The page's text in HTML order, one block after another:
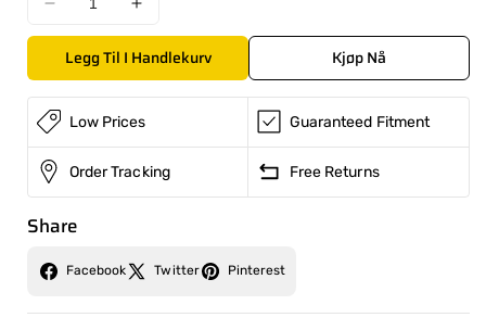
Reduser
antallet
for
MEKANISK
ANKER
I
RUSTFRITT
STÅL
A4
(Kopia)
Øk
antallet
for
MEKANISK
ANKER
I
RUSTFRITT
STÅL
A4
Legg Til I Handlekurv Kjøp Nå
Low Prices Guaranteed Fitment
Order Tracking Free Returns
Share
Facebook Twitter Pinterest